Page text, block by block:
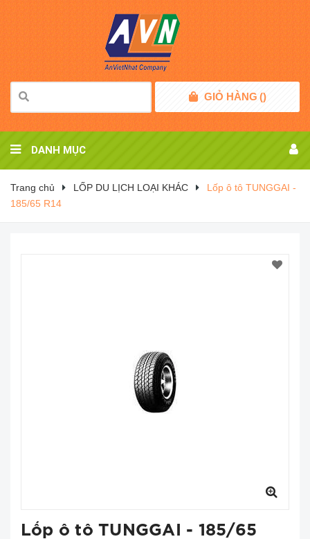
GIỎ HÀNG ()
DANH MỤC
Trang chủ LỐP DU LỊCH LOẠI KHÁC
Lốp ô tô TUNGGAI -
185/65 R14
Lốp ô tô TUNGGAI - 185/65